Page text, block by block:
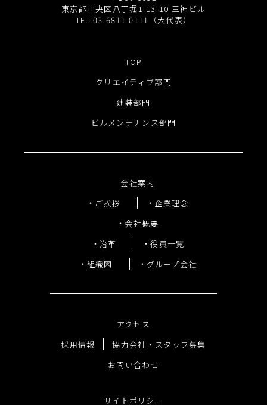
東京都中央区八丁堀1-13-10 三神ビル
TEL.03-6811-0111（大代表）
TOP
クリエイティブ部門
建装部門
ビルメンテナンス部門
会社案内
ご挨拶
企業理念
会社概要
沿革
役員一覧
組織図
グループ会社
アクセス
採用情報
協力会社・スタッフ募集
お問い合わせ
サイトポリシー